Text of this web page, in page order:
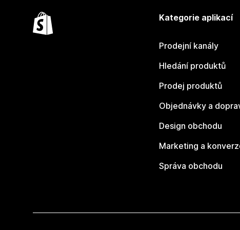
Kategorie aplikací
Prodejní kanály
Hledání produktů
Prodej produktů
Objednávky a
Design obchodu
Marketing a
Správa obchodu